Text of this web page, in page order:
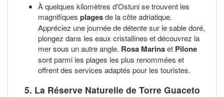
À quelques kilomètres d'Ostuni se trouvent les
magnifiques plagesde la côte adriatique.
Appréciez une journée de détente sur le sable doré,
plongez dans les eaux cristallines et découvrez la
mer sous un autre angle. Rosa Marinaet Pilone
sont parmi les plages les plus renommées et
offrent des services adaptés pour les touristes.
5. La Réserve Naturelle de Torre Guaceto